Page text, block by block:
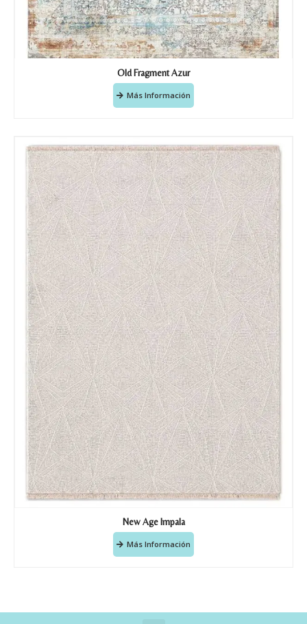
Old Fragment Azur
Más Información
New Age Impala
Más Información